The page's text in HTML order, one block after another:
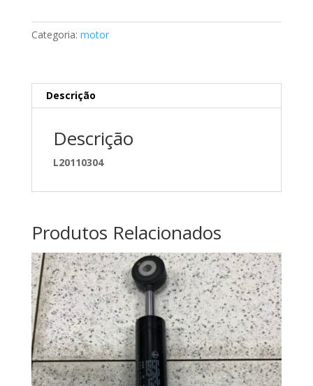
Mercedes
Categoria: motor
Descrição
Descrição
L20110304
Produtos Relacionados